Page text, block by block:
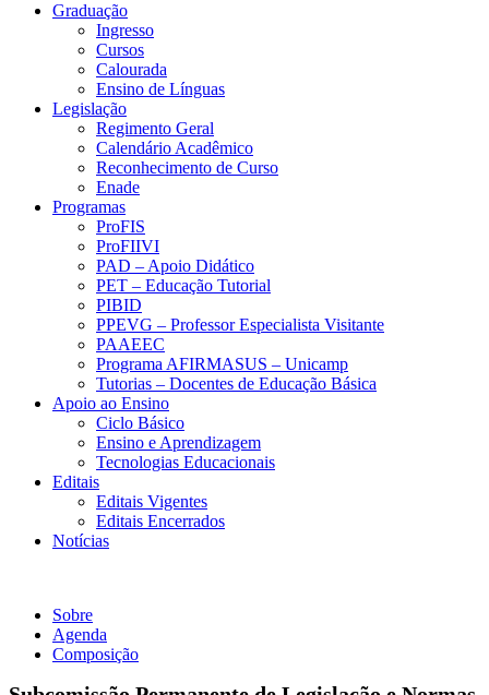
Graduação
Ingresso
Cursos
Calourada
Ensino de Línguas
Legislação
Regimento Geral
Calendário Acadêmico
Reconhecimento de Curso
Enade
Programas
ProFIS
ProFIIVI
PAD – Apoio Didático
PET – Educação Tutorial
PIBID
PPEVG – Professor Especialista Visitante
PAAEEC
Programa AFIRMASUS – Unicamp
Tutorias – Docentes de Educação Básica
Apoio ao Ensino
Ciclo Básico
Ensino e Aprendizagem
Tecnologias Educacionais
Editais
Editais Vigentes
Editais Encerrados
Notícias
Sobre
Agenda
Composição